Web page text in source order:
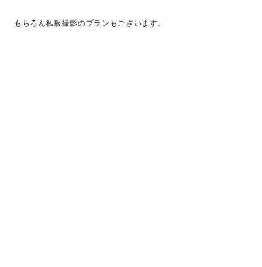
もちろん私服撮影のプランもございます。